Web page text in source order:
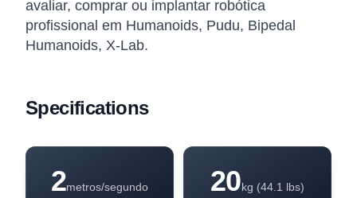
avaliar, comprar ou implantar robótica
profissional em Humanoids, Pudu, Bipedal
Humanoids, X-Lab.
Specifications
2metros/segundo 20kg (44.1 lbs)